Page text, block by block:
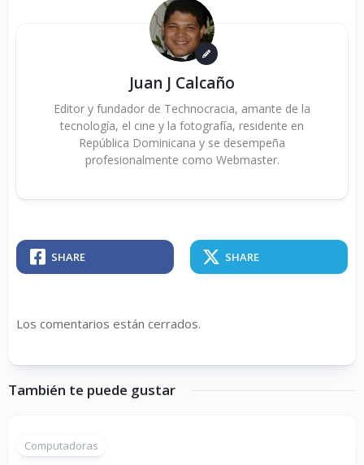
Juan J Calcaño
Editor y fundador de Technocracia, amante de la
tecnología, el cine y la fotografía, residente en
República Dominicana y se desempeña
profesionalmente como Webmaster.
SHARE SHARE
Los comentarios están cerrados.
También te puede gustar
Computadoras